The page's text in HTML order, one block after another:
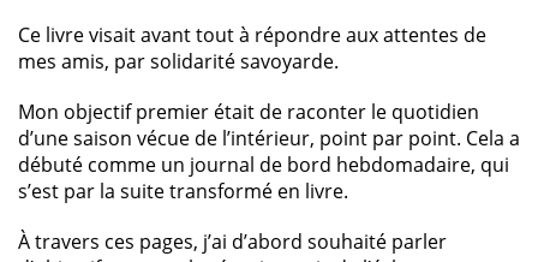
Ce livre visait avant tout à répondre aux attentes de
mes amis, par solidarité savoyarde.
Mon objectif premier était de raconter le quotidien
d’une saison vécue de l’intérieur, point par point. Cela a
débuté comme un journal de bord hebdomadaire, qui
s’est par la suite transformé en livre.
À travers ces pages, j’ai d’abord souhaité parler